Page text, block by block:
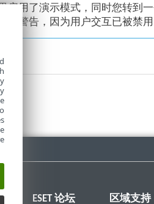
果启用了演示模式，同时您转到
释或警告，因为用户交互已被禁用
ESET 论坛 区域支持